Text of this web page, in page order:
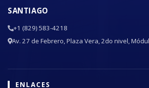
SANTIAGO
+1 (829) 583-4218
Av. 27 de Febrero, Plaza Vera, 2do nivel,
ENLACES